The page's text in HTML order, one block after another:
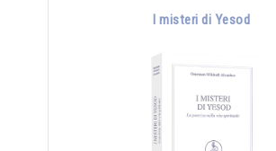
I misteri di Yesod